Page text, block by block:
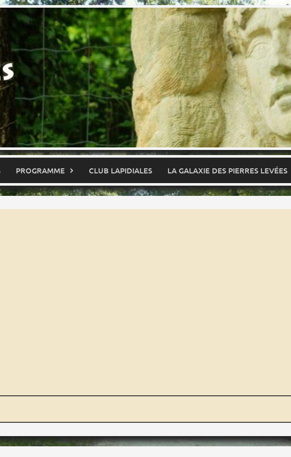
PROGRAMME CLUB LAPIDIALES LA GALAXIE DES PIERRES LEVÉES